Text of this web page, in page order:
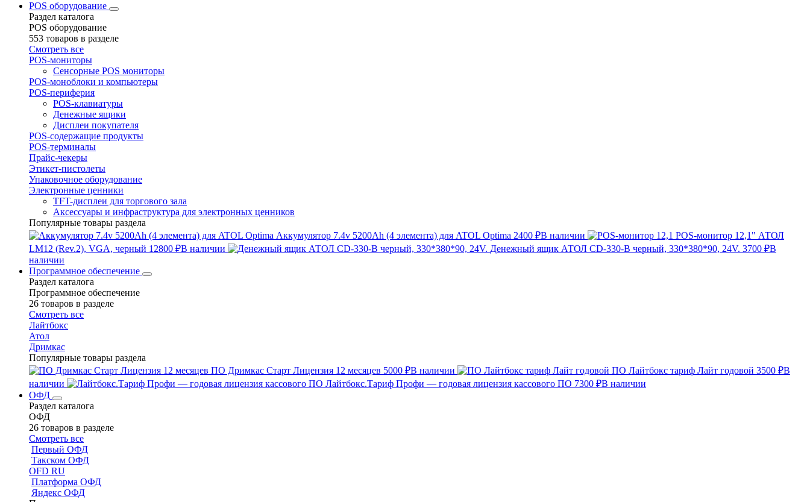
POS оборудование
Раздел каталога
POS оборудование
553 товаров в разделе
Смотреть все
POS-мониторы
Сенсорные POS мониторы
POS-моноблоки и компьютеры
POS-периферия
POS-клавиатуры
Денежные ящики
Дисплеи покупателя
POS-содержащие продукты
POS-терминалы
Прайс-чекеры
Этикет-пистолеты
Упаковочное оборудование
Электронные ценники
TFT-дисплеи для торгового зала
Аксессуары и инфраструктура для электронных ценников
Популярные товары раздела
Аккумулятор 7.4v 5200Ah (4 элемента) для ATOL Optima 2400 ₽В наличии
POS-монитор 12,1" АТОЛ
LM12 (Rev.2), VGA, черный 12800 ₽В наличии Денежный ящик АТОЛ CD-330-B черный, 330*380*90, 24V. 3700 ₽В
наличии
Программное обеспечение
Раздел каталога
Программное обеспечение
26 товаров в разделе
Смотреть все
Лайтбокс
Атол
Дримкас
Популярные товары раздела
ПО Дримкас Старт Лицензия 12 месяцев 5000 ₽В наличии ПО Лайтбокс тариф Лайт годовой 3500 ₽В
наличии
Лайтбокс.Тариф Профи — годовая лицензия кассового ПО 7300 ₽В наличии
ОФД
Раздел каталога
ОФД
26 товаров в разделе
Смотреть все
Первый ОФД
Такском ОФД
OFD RU
Платформа ОФД
Яндекс ОФД